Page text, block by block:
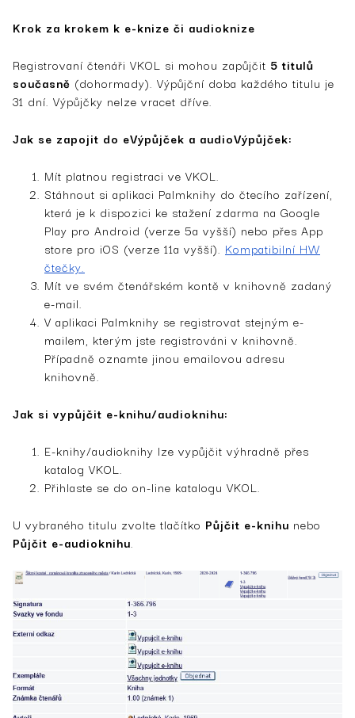
Krok za krokem k e-knize či audioknize
Registrovaní čtenáři VKOL si mohou zapůjčit 5 titulů
současně (dohormady). Výpůjční doba každého titulu je
31 dní. Výpůjčky nelze vracet dříve.
Jak se zapojit do eVýpůjček a audioVýpůjček:
Mít platnou registraci ve VKOL.
Stáhnout si aplikaci Palmknihy do čtecího zařízení,
která je k dispozici ke stažení zdarma na Google
Play pro Android (verze 5a vyšší) nebo přes App
store pro iOS (verze 11a vyšší). Kompatibilní HW
čtečky.
Mít ve svém čtenářském kontě v knihovně zadaný
e-mail.
V aplikaci Palmknihy se registrovat stejným e-
mailem, kterým jste registrováni v knihovně.
Případně oznamte jinou emailovou adresu
knihovně.
Jak si vypůjčit e-knihu/audioknihu:
E-knihy/audioknihy lze vypůjčit výhradně přes
katalog VKOL.
Přihlaste se do on-line katalogu VKOL.
U vybraného titulu zvolte tlačítko Půjčit e-knihu nebo
Půjčit e-audioknihu.